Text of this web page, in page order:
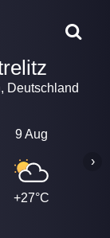
Deutschland
9 Aug
+27°C
›